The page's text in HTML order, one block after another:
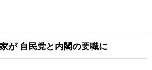
が自民党と内閣の要職に